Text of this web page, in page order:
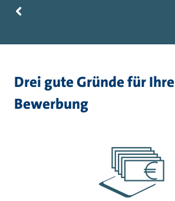
Drei gute Gründe für Ihre
Bewerbung